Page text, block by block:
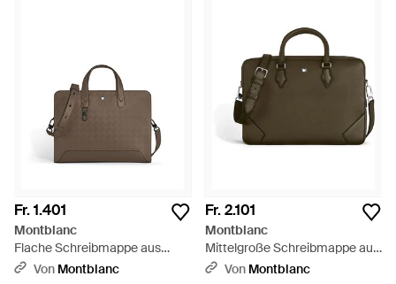
Fr. 1.401
Montblanc
Flache Schreibmappe aus
Extreme Leder - Braun
Von Montblanc
Fr. 2.101
Montblanc
Mittelgroße Schreibmappe aus
Grain Leder - Grün
Von Montblanc